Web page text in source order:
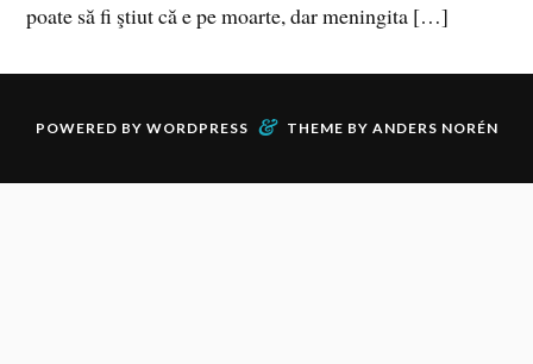
poate să fi ştiut că e pe moarte, dar meningita […]
POWERED BY WORDPRESS & THEME BY ANDERS NORÉN